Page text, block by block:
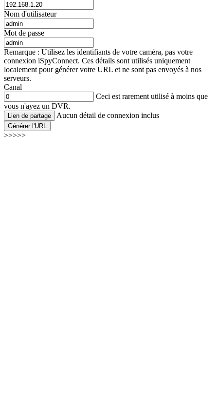
Nom d'utilisateur
Mot de passe
Remarque : Utilisez les identifiants de votre caméra, pas votre
connexion iSpyConnect. Ces détails sont utilisés uniquement
localement pour générer votre URL et ne sont pas envoyés à nos
serveurs.
Canal
Ceci est rarement utilisé à moins que
vous n'ayez un DVR.
Lien de partage Aucun détail de connexion inclus
Générer l'URL
>>>>>